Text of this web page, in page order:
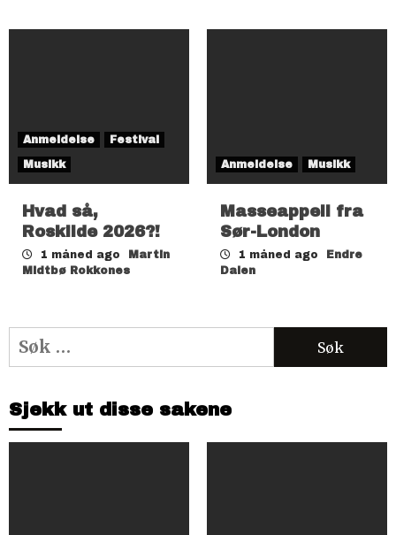
Anmeldelse
Festival
Musikk
Hvad så,
Roskilde 2026?!
1 måned ago
Martin
Midtbø Rokkones
Anmeldelse Musikk
Masseappell fra
Sør-London
1 måned ago
Endre
Dalen
Søk
etter:
Sjekk ut disse sakene